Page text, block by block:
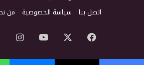
اتصل بنا سياسة الخصوصية من
فيسبوك ‫YouTube